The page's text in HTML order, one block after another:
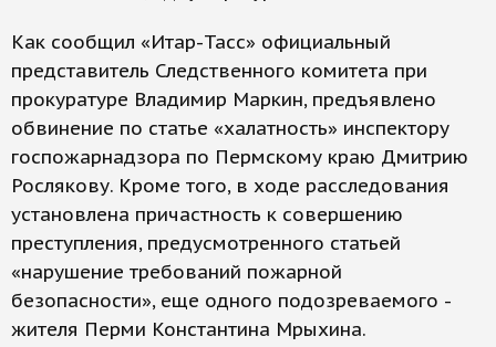
Как сообщил «Итар-Тасс» официальный
представитель Следственного комитета при
прокуратуре Владимир Маркин, предъявлено
обвинение по статье «халатность» инспектору
госпожарнадзора по Пермскому краю Дмитрию
Рослякову. Кроме того, в ходе расследования
установлена причастность к совершению
преступления, предусмотренного статьей
«нарушение требований пожарной
безопасности», еще одного подозреваемого -
жителя Перми Константина Мрыхина.